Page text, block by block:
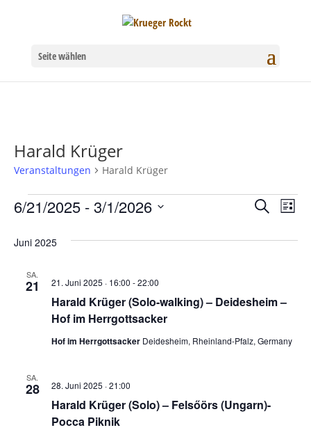
Seite wählen
Harald Krüger
Veranstaltungen Harald Krüger
Veranstaltungen
Suche
SucheListe
6/21/2025 - 3/1/2026
wählen.
Juni 2025
SA.
21
Harald Krüger (Solo-walking) – Deidesheim –
Hof im Herrgottsacker
21. Juni 2025 · 16:00 -22:00
Hof im Herrgottsacker Deidesheim, Rheinland-Pfalz, Germany
SA.
28
Harald Krüger (Solo) – Felsőörs (Ungarn)-
Pocca Piknik
28. Juni 2025 · 21:00